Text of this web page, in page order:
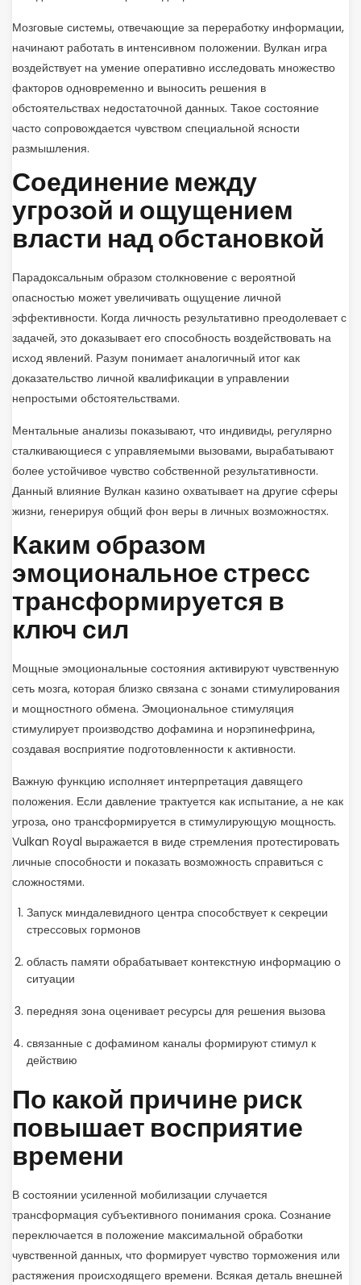
Мозговые системы, отвечающие за переработку информации,
начинают работать в интенсивном положении. Вулкан игра
воздействует на умение оперативно исследовать множество
факторов одновременно и выносить решения в
обстоятельствах недостаточной данных. Такое состояние
часто сопровождается чувством специальной ясности
размышления.
Соединение между
угрозой и ощущением
власти над обстановкой
Парадоксальным образом столкновение с вероятной
опасностью может увеличивать ощущение личной
эффективности. Когда личность результативно преодолевает с
задачей, это доказывает его способность воздействовать на
исход явлений. Разум понимает аналогичный итог как
доказательство личной квалификации в управлении
непростыми обстоятельствами.
Ментальные анализы показывают, что индивиды, регулярно
сталкивающиеся с управляемыми вызовами, вырабатывают
более устойчивое чувство собственной результативности.
Данный влияние Вулкан казино охватывает на другие сферы
жизни, генерируя общий фон веры в личных возможностях.
Каким образом
эмоциональное стресс
трансформируется в
ключ сил
Мощные эмоциональные состояния активируют чувственную
сеть мозга, которая близко связана с зонами стимулирования
и мощностного обмена. Эмоциональное стимуляция
стимулирует производство дофамина и норэпинефрина,
создавая восприятие подготовленности к активности.
Важную функцию исполняет интерпретация давящего
положения. Если давление трактуется как испытание, а не как
угроза, оно трансформируется в стимулирующую мощность.
Vulkan Royal выражается в виде стремления протестировать
личные способности и показать возможность справиться с
сложностями.
Запуск миндалевидного центра способствует к секреции
стрессовых гормонов
область памяти обрабатывает контекстную информацию о
ситуации
передняя зона оценивает ресурсы для решения вызова
связанные с дофамином каналы формируют стимул к
действию
По какой причине риск
повышает восприятие
времени
В состоянии усиленной мобилизации случается
трансформация субъективного понимания срока. Сознание
переключается в положение максимальной обработки
чувственной данных, что формирует чувство торможения или
растяжения происходящего времени. Всякая деталь внешней